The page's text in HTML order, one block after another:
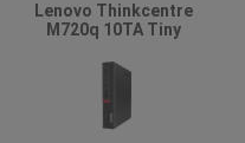
Lenovo Thinkcentre
M720q 10TA Tiny